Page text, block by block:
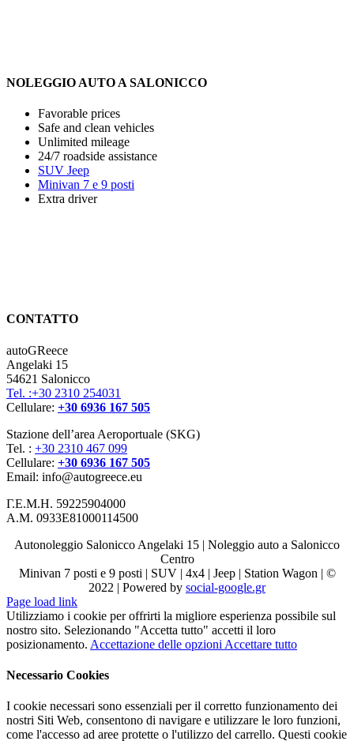
NOLEGGIO AUTO A SALONICCO
Favorable prices
Safe and clean vehicles
Unlimited mileage
24/7 roadside assistance
SUV Jeep
Minivan 7 e 9 posti
Extra driver
CONTATTO
autoGReece
Angelaki 15
54621 Salonicco
Tel. :+30 2310 254031
Cellulare: +30 6936 167 505
Stazione dell’area Aeroportuale (SKG)
Tel. : +30 2310 467 099
Cellulare: +30 6936 167 505
Email: info@autogreece.eu
Γ.Ε.Μ.Η. 59225904000
Α.Μ. 0933Ε81000114500
Autonoleggio Salonicco Angelaki 15 | Noleggio auto a Salonicco
Centro
Minivan 7 posti e 9 posti | SUV | 4x4 | Jeep | Station Wagon | ©
2022 | Powered by social-google.gr
Page load link
Utilizziamo i cookie per offrirti la migliore esperienza possibile sul
nostro sito. Selezionando "Accetta tutto" accetti il ​​loro
posizionamento. Accettazione delle opzioni Accettare tutto
Necessario Cookies
I cookie necessari sono essenziali per il corretto funzionamento dei
nostri Siti Web, consentono di navigare e utilizzare le loro funzioni,
come l'accesso ad aree protette o l'utilizzo del carrello. Questi cookie